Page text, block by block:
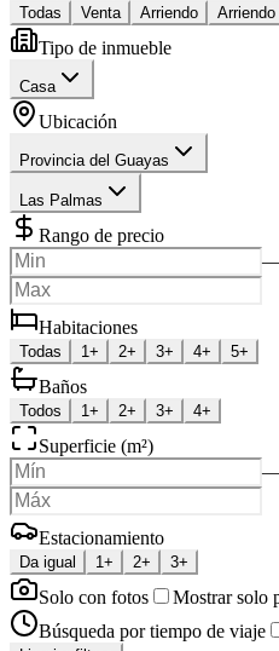
Todas Venta Arriendo Arriendo
Tipo de inmueble
Casa
Ubicación
Provincia del Guayas
Las Palmas
Rango de precio
Habitaciones
Todas 1+ 2+ 3+ 4+ 5+
Baños
Todos 1+ 2+ 3+ 4+
Superficie (m²)
Estacionamiento
Da igual 1+ 2+ 3+
Solo con fotos
Mostrar solo
Búsqueda por tiempo de viaje